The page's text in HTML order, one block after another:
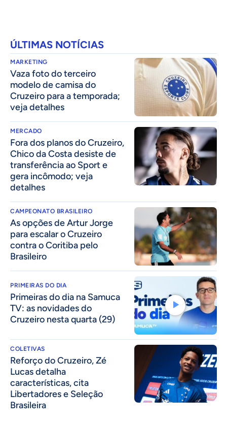
ÚLTIMAS NOTÍCIAS
MARKETING
Vaza foto do terceiro
modelo de camisa do
Cruzeiro para a temporada;
veja detalhes
MERCADO
Fora dos planos do Cruzeiro,
Chico da Costa desiste de
transferência ao Sport e
gera incômodo; veja
detalhes
CAMPEONATO BRASILEIRO
As opções de Artur Jorge
para escalar o Cruzeiro
contra o Coritiba pelo
Brasileiro
PRIMEIRAS DO DIA
Primeiras do dia na Samuca
TV: as novidades do
Cruzeiro nesta quarta (29)
COLETIVAS
⁠Reforço do Cruzeiro, Zé
Lucas detalha
características, cita
Libertadores e Seleção
Brasileira